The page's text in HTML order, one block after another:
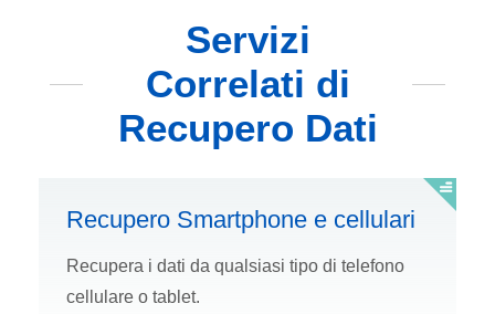
Servizi
Correlati di
Recupero Dati
Recupero Smartphone e cellulari
Recupera i dati da qualsiasi tipo di telefono
cellulare o tablet.